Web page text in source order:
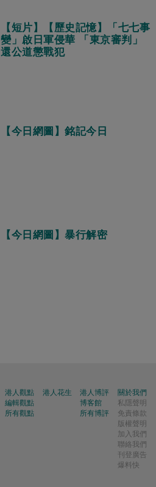
【短片】【歷史記憶】「七七事
變」啟日軍侵華 「東京審判」
還公道懲戰犯
【今日網圖】銘記今日
【今日網圖】暴行解密
港人觀點
編輯觀點
所有觀點
港人花生
港人博評
博客館
所有博評
關於我們
私隱聲明
免責條款
版權聲明
加入我們
聯絡我們
刊登廣告
爆料快